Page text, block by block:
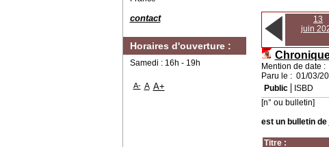
13
juin
Mention de date
Paru le : 01/03/
Public
ISBD
[n° ou bulletin]
est un bulletin de
Titre :
contact
Horaires d'ouverture :
Samedi : 16h - 19h
A- A A+